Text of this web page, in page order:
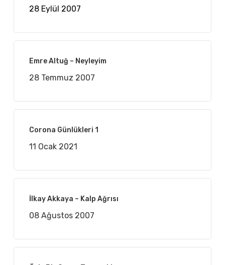
28 Eylül 2007
Emre Altuğ – Neyleyim
28 Temmuz 2007
Corona Günlükleri 1
11 Ocak 2021
İlkay Akkaya – Kalp Ağrısı
08 Ağustos 2007